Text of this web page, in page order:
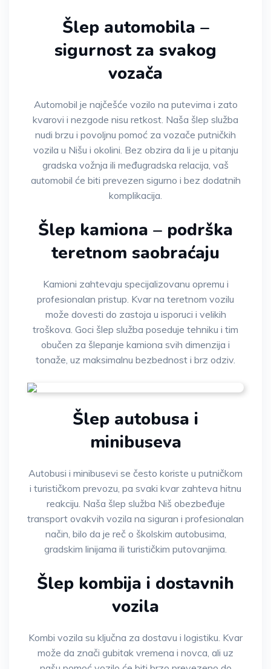
Šlep automobila –
sigurnost za svakog
vozača
Automobil je najčešće vozilo na putevima i zato
kvarovi i nezgode nisu retkost. Naša šlep služba
nudi brzu i povoljnu pomoć za vozače putničkih
vozila u Nišu i okolini. Bez obzira da li je u pitanju
gradska vožnja ili međugradska relacija, vaš
automobil će biti prevezen sigurno i bez dodatnih
komplikacija.
Šlep kamiona – podrška
teretnom saobraćaju
Kamioni zahtevaju specijalizovanu opremu i
profesionalan pristup. Kvar na teretnom vozilu
može dovesti do zastoja u isporuci i velikih
troškova. Goci šlep služba poseduje tehniku i tim
obučen za šlepanje kamiona svih dimenzija i
tonaže, uz maksimalnu bezbednost i brz odziv.
Šlep autobusa i
minibuseva
Autobusi i minibusevi se često koriste u putničkom
i turističkom prevozu, pa svaki kvar zahteva hitnu
reakciju. Naša šlep služba Niš obezbeđuje
transport ovakvih vozila na siguran i profesionalan
način, bilo da je reč o školskim autobusima,
gradskim linijama ili turističkim putovanjima.
Šlep kombija i dostavnih
vozila
Kombi vozila su ključna za dostavu i logistiku. Kvar
može da znači gubitak vremena i novca, ali uz